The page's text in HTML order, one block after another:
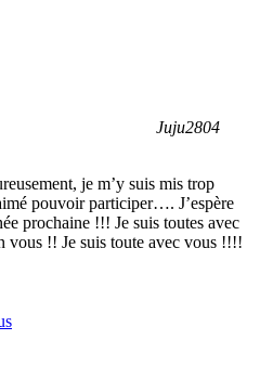
Juju2804
je m’y suis mis trop
pouvoir participer…. J’espère
prochaine !!! Je suis toutes avec
vous !! Je suis toute avec vous !!!!